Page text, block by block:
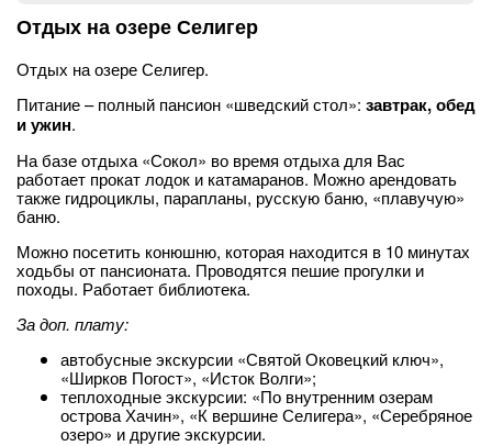
Отдых на озере Селигер
Отдых на озере Селигер.
Питание – полный пансион «шведский стол»: завтрак, обед
и ужин.
На базе отдыха «Сокол» во время отдыха для Вас
работает прокат лодок и катамаранов. Можно арендовать
также гидроциклы, парапланы, русскую баню, «плавучую»
баню.
Можно посетить конюшню, которая находится в 10 минутах
ходьбы от пансионата. Проводятся пешие прогулки и
походы. Работает библиотека.
За доп. плату:
автобусные экскурсии «Святой Оковецкий ключ»,
«Ширков Погост», «Исток Волги»;
теплоходные экскурсии: «По внутренним озерам
острова Хачин», «К вершине Селигера», «Серебряное
озеро» и другие экскурсии.